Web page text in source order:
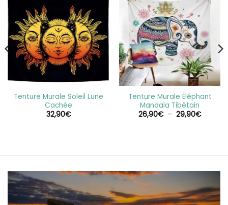
Tenture Murale Soleil Lune
Cachée
32,90€
Tenture Murale Éléphant
Mandala Tibétain
26,90€ – 29,90€Plage